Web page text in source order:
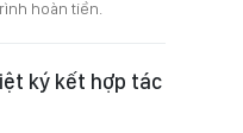
hoàn tiền.
ký kết hợp tác